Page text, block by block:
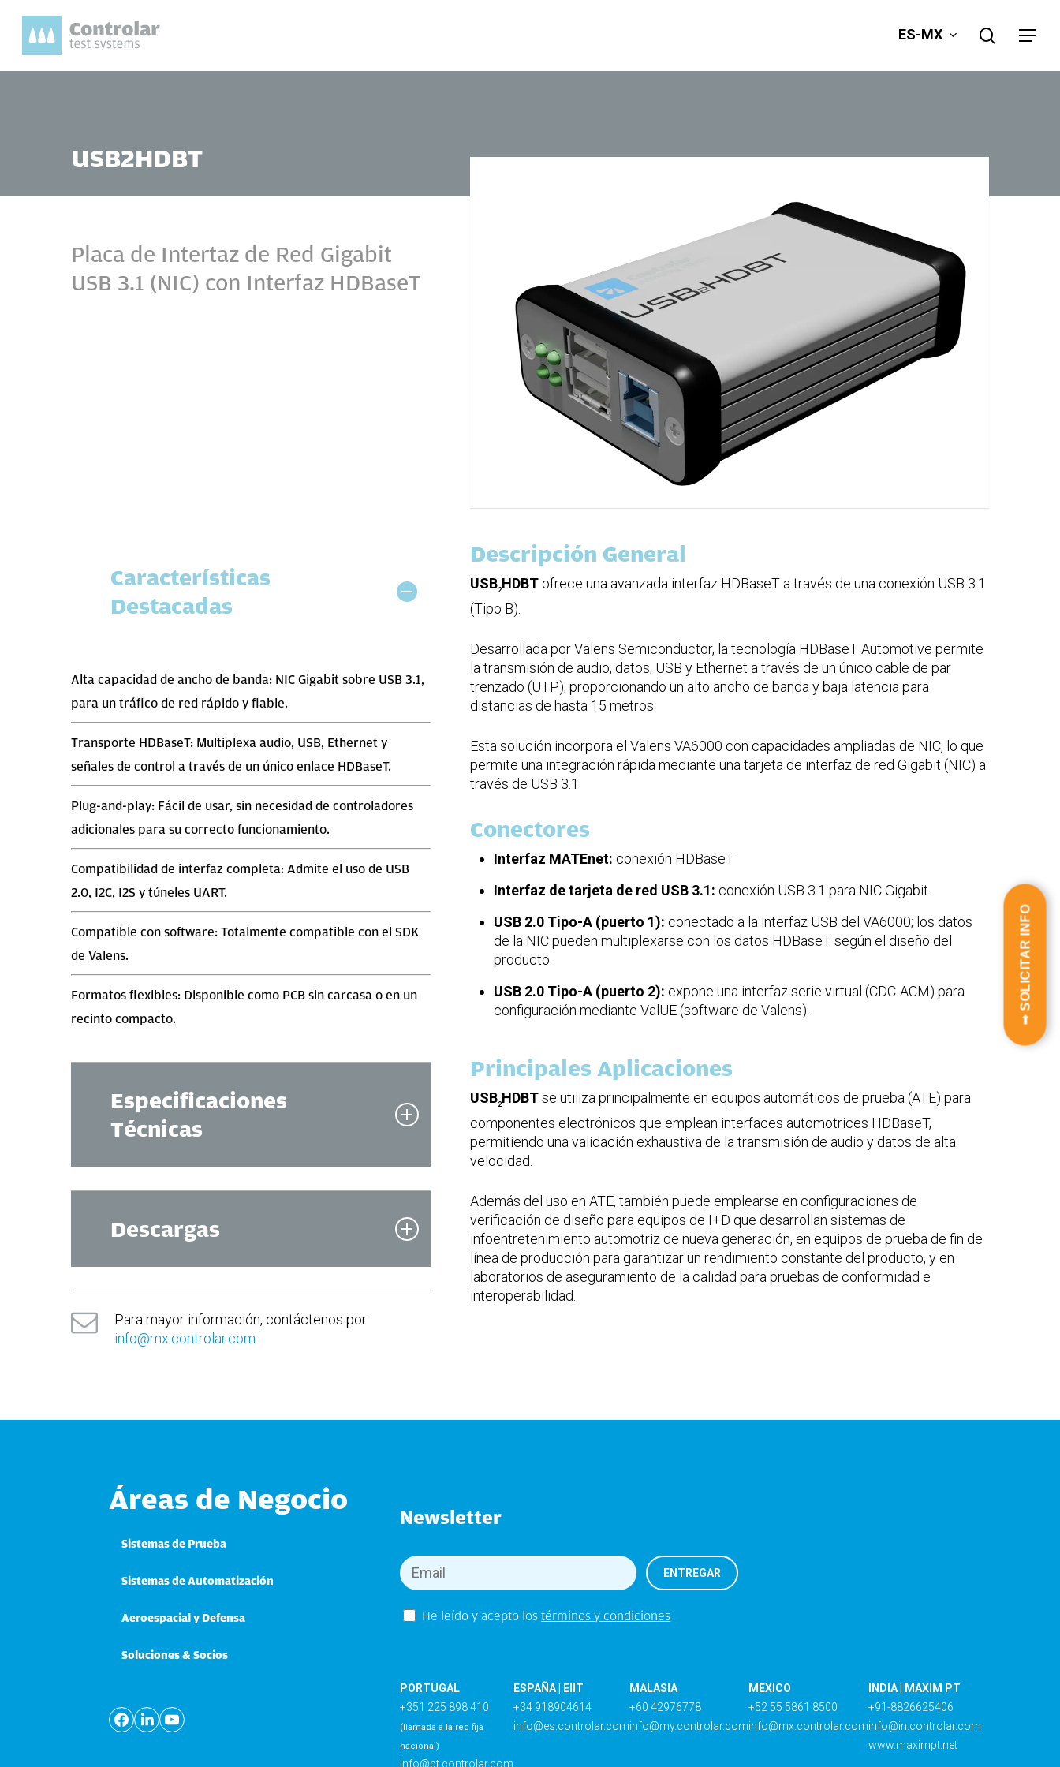
ES-MX search
Menu
USB2HDBT
Placa de Intertaz de Red Gigabit
USB 3.1 (NIC) con Interfaz HDBaseT
Características
Destacadas
Alta capacidad de ancho de banda: NIC Gigabit sobre USB 3.1,
para un tráfico de red rápido y fiable.
Transporte HDBaseT: Multiplexa audio, USB, Ethernet y
señales de control a través de un único enlace HDBaseT.
Plug-and-play: Fácil de usar, sin necesidad de controladores
adicionales para su correcto funcionamiento.
Compatibilidad de interfaz completa: Admite el uso de USB
2.0, I2C, I2S y túneles UART.
Compatible con software: Totalmente compatible con el SDK
de Valens.
Formatos flexibles: Disponible como PCB sin carcasa o en un
recinto compacto.
Especificaciones
Técnicas
(en mm)
50 (A) 60 (L) x 20 (Al)
Peso 0,2 kg
Alimentación
Descargas
Para mayor información, contáctenos por
info@mx.controlar.com
Descripción General
USB2HDBTofrece una avanzada interfaz HDBaseT a través de una conexión USB 3.1
(Tipo B).
Desarrollada por Valens Semiconductor, la tecnología HDBaseT Automotive permite
la transmisión de audio, datos, USB y Ethernet a través de un único cable de par
trenzado (UTP), proporcionando un alto ancho de banda y baja latencia para
distancias de hasta 15 metros.
Esta solución incorpora el Valens VA6000 con capacidades ampliadas de NIC, lo que
permite una integración rápida mediante una tarjeta de interfaz de red Gigabit (NIC) a
través de USB 3.1.
Conectores
Interfaz MATEnet: conexión HDBaseT
Interfaz de tarjeta de red USB 3.1: conexión USB 3.1 para NIC Gigabit.
USB 2.0 Tipo-A (puerto 1): conectado a la interfaz USB del VA6000; los datos
de la NIC pueden multiplexarse con los datos HDBaseT según el diseño del
producto.
USB 2.0 Tipo-A (puerto 2): expone una interfaz serie virtual (CDC-ACM) para
configuración mediante ValUE (software de Valens).
Principales Aplicaciones
USB2HDBTse utiliza principalmente en equipos automáticos de prueba (ATE) para
componentes electrónicos que emplean interfaces automotrices HDBaseT,
permitiendo una validación exhaustiva de la transmisión de audio y datos de alta
velocidad.
Además del uso en ATE, también puede emplearse en configuraciones de
verificación de diseño para equipos de I+D que desarrollan sistemas de
infoentretenimiento automotriz de nueva generación, en equipos de prueba de fin de
línea de producción para garantizar un rendimiento constante del producto, y en
laboratorios de aseguramiento de la calidad para pruebas de conformidad e
interoperabilidad.
➟ SOLICITAR INFO
Áreas de Negocio
Sistemas de Prueba
Sistemas de Automatización
Aeroespacial y Defensa
Soluciones & Socios
Newsletter
He leído y acepto lostérminos y condiciones
PORTUGAL
+351 225 898 410
(llamada a la red fija
nacional)
info@pt.controlar.com
ESPAÑA | EIIT
+34 918904614
info@es.controlar.com
MALASIA
+60 42976778
info@my.controlar.com
MEXICO
+52 55 5861 8500
info@mx.controlar.com
INDIA | MAXIM PT
+91-8826625406
info@in.controlar.com
www.maximpt.net